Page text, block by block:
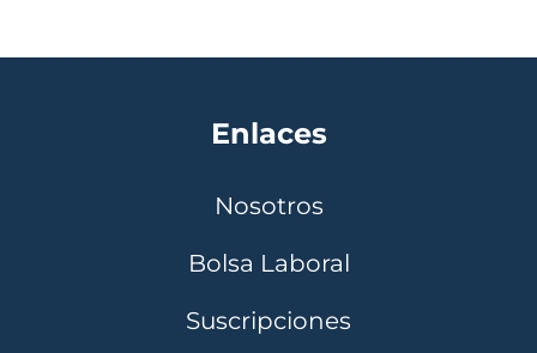
Enlaces
Nosotros
Bolsa Laboral
Suscripciones